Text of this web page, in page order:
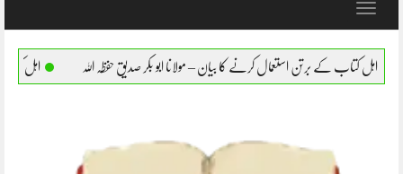
Toggle
کرنے کا بیان – مولانا ابو بکر صدیق حفظہ اللہ اہل کتاب کے برتن استعمال کرنے کا